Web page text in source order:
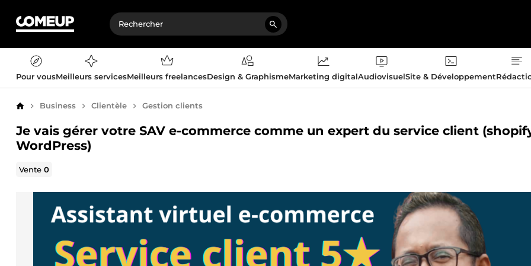
Pour vousMeilleurs servicesMeilleurs freelancesDesign & GraphismeMarketing digitalAudiovisuelSite & Développement
AccueilBusiness Clientèle Gestion clients
Je vais gérer votre SAV e-commerce comme un expert du service client
WordPress)
Vente0